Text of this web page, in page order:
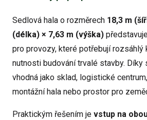
Sedlová hala o rozměrech 18,3 m
(délka) × 7,63 m (výška)
pro provozy, které potřebují rozsáhlý
nutnosti budování trvalé stavby. Díky
vhodná jako sklad, logistické
montážní hala nebo prostor pro
Praktickým řešením je vstup na